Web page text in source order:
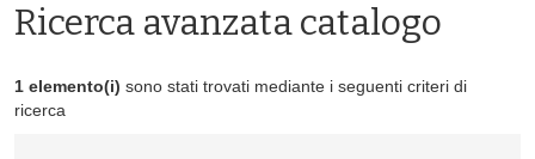
Ricerca avanzata catalogo
1 elemento(i) sono stati trovati mediante i seguenti criteri di
ricerca